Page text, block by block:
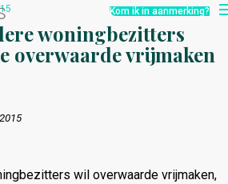
Kom ik in aanmerking?
woningbezitters
overwaarde vrijmaken
wil overwaarde vrijmaken,